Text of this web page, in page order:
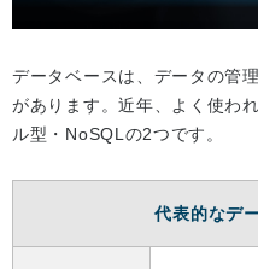
データベースは、データの管
があります。近年、よく使わ
ル型・NoSQLの2つです。
代表的なデ